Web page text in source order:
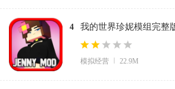
4
我的世界珍妮模组完整
岩版1.21(Jenny
模拟经营 22.9M